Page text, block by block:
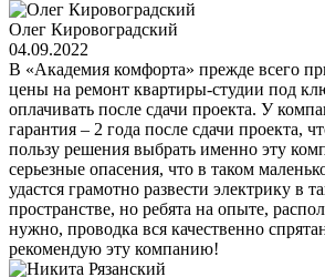
Олег Кировоградский
04.09.2022
В «Академия комфорта» прежде всего
цены на ремонт квартиры-студии под
оплачивать после сдачи проекта. У
гарантия – 2 года после сдачи проекта,
пользу решения выбрать именно эту
серьезные опасения, что в таком
удастся грамотно развести электрику в
пространстве, но ребята на опыте,
нужно, проводка вся качественно
рекомендую эту компанию!